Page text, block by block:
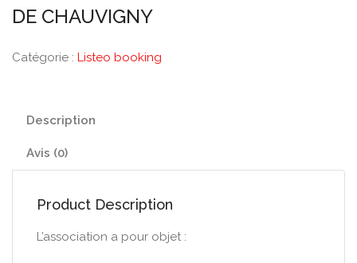
DE CHAUVIGNY
Catégorie : Listeo booking
Description
Avis (0)
Product Description
L’association a pour objet :